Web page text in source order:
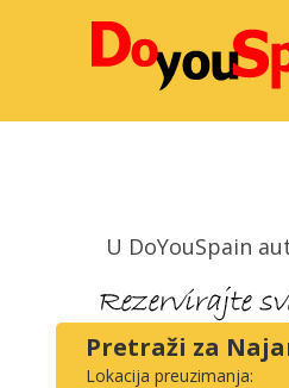
U DoYouSpain
Pretraži za
Lokacija preuzimanja: